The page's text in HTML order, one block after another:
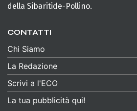
della Sibaritide-Pollino.
CONTATTI
Chi Siamo
La Redazione
Scrivi a l'ECO
La tua pubblicità qui!